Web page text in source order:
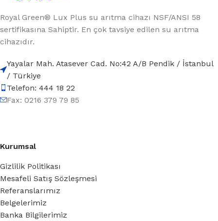
Royal Green® Lux Plus su arıtma cihazı NSF/ANSI 58
sertifikasına Sahiptir. En çok tavsiye edilen su arıtma
cihazıdır.
Yayalar Mah. Atasever Cad. No:42 A/B Pendik / İstanbul
/ Türkiye
Telefon: 444 18 22
Fax: 0216 379 79 85
Kurumsal
Gizlilik Politikası
Mesafeli Satış Sözleşmesi
Referanslarımız
Belgelerimiz
Banka Bilgilerimiz